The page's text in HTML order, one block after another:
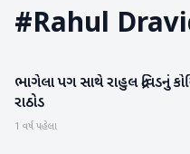
#Rahul
રમતગમત
ભાગેલા પગ સાથે રાહુલ દ્રવિડનું
રાઠોડ
1 વર્ષ પહેલા